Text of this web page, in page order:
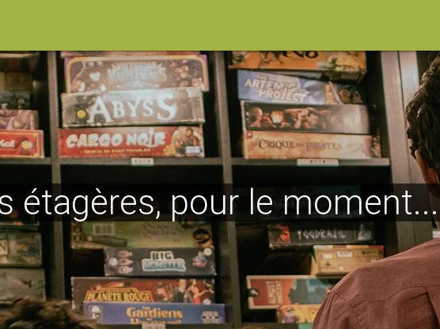
étagères, pour le moment...